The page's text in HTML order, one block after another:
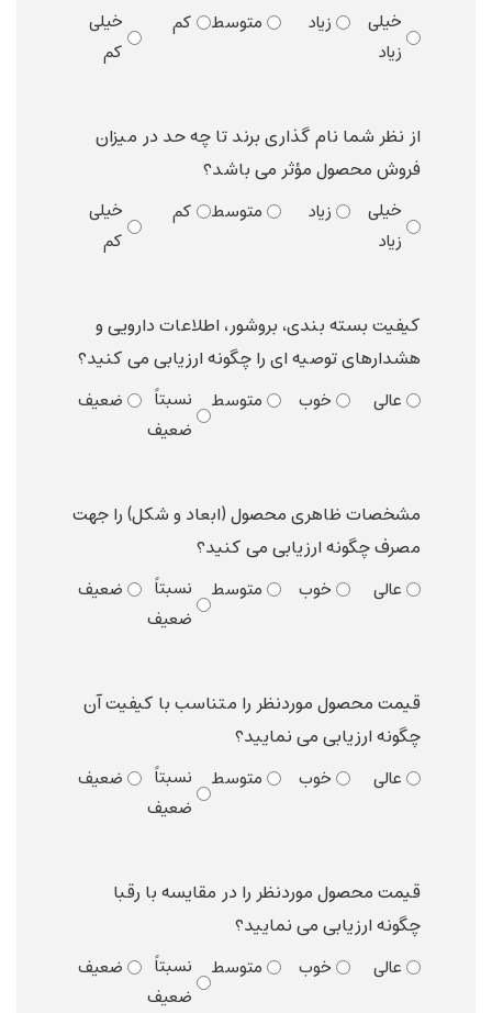
خیلی
زیاد
زیاد متوسط کم
خیلی
کم
از نظر شما نام گذاری برند تا چه حد در میزان
فروش محصول مؤثر می باشد؟
خیلی
زیاد
زیاد متوسط کم
خیلی
کم
کیفیت بسته بندی، بروشور، اطلاعات دارویی و
هشدارهای توصیه ای را چگونه ارزیابی می کنید؟
عالی خوب متوسط
نسبتاً
ضعیف
ضعیف
مشخصات ظاهری محصول (ابعاد و شکل) را جهت
مصرف چگونه ارزیابی می کنید؟
عالی خوب متوسط
نسبتاً
ضعیف
ضعیف
قیمت محصول موردنظر را متناسب با کیفیت آن
چگونه ارزیابی می نمایید؟
عالی خوب متوسط
نسبتاً
ضعیف
ضعیف
قیمت محصول موردنظر را در مقایسه با رقبا
چگونه ارزیابی می نمایید؟
عالی خوب متوسط
نسبتاً
ضعیف
ضعیف